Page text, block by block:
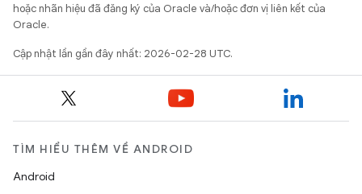
hoặc nhãn hiệu đã đăng ký của Oracle và/hoặc đơn vị liên kết của
Oracle.
Cập nhật lần gần đây nhất: 2026-02-28 UTC.
TÌM HIỂU THÊM VỀ ANDROID
Android